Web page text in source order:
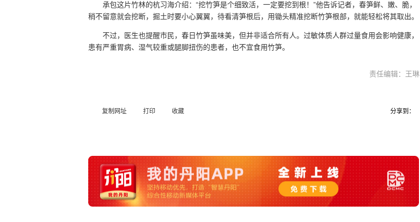
承包这片竹林的杭习海介绍：“挖竹笋是个细致活，一定要挖到根！”他告诉记者，春笋鲜、嫩、脆，
稍不留意就会挖断，掘土时要小心翼翼，待看清笋根后，用锄头精准挖断竹笋根部，就能轻松将其取出。
不过，医生也提醒市民，春日竹笋虽味美，但并非适合所有人。过敏体质人群过量食用会影响健康，
患有严重胃病、湿气较重或腿脚扭伤的患者，也不宜食用竹笋。
责任编辑：王琳
复制网址 打印 收藏 分享到：